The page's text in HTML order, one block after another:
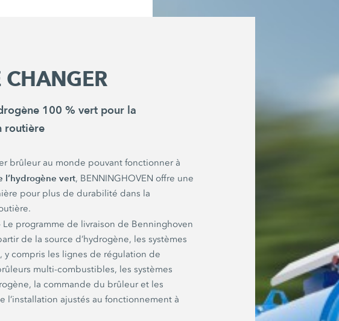
CHANGER
100 % vert pour la
routière
brûleur au monde pouvant fonctionner à
l’hydrogène vert, BENNINGHOVEN offre une
pour plus de durabilité dans la
Le programme de livraison de Benninghoven
de la source d’hydrogène, les systèmes
y compris les lignes de régulation de
multi-combustibles, les systèmes
la commande du brûleur et les
l’installation ajustés au fonctionnement à